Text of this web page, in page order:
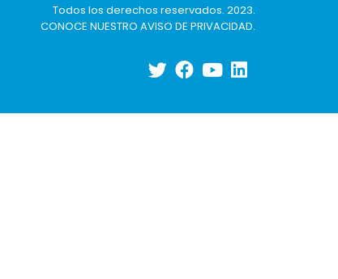
Todos los derechos reservados. 2023.
CONOCE NUESTRO AVISO DE PRIVACIDAD.